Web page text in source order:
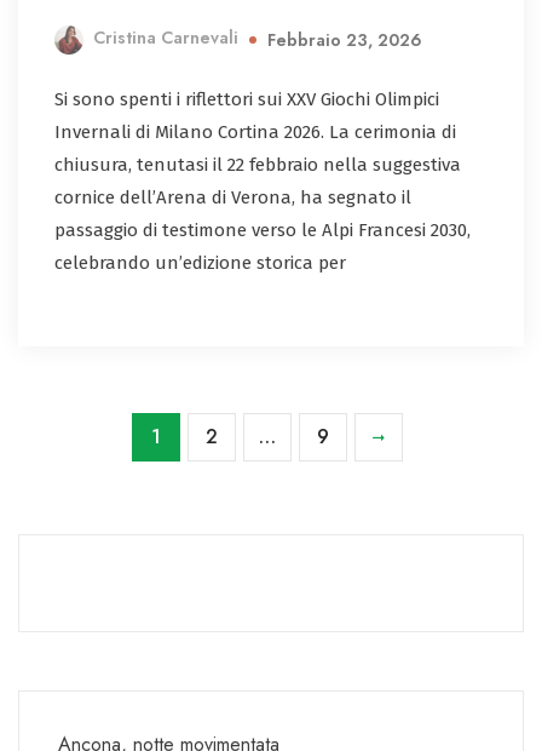
Cristina Carnevali Febbraio 23, 2026
Si sono spenti i riflettori sui XXV Giochi Olimpici
Invernali di Milano Cortina 2026. La cerimonia di
chiusura, tenutasi il 22 febbraio nella suggestiva
cornice dell’Arena di Verona, ha segnato il
passaggio di testimone verso le Alpi Francesi 2030,
celebrando un’edizione storica per
1 2 … 9
Ancona, notte movimentata